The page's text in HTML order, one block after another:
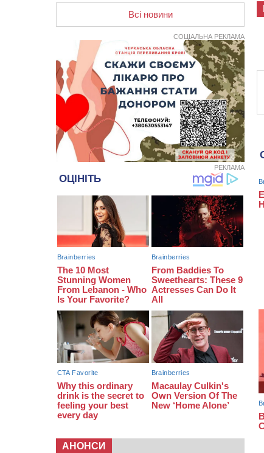
майданчик
Черкасах 75-річній пацієнтці
замінили аортальний клапан
16:00
У Черкаському онкоцентрі
встановили сонячну
електростанцію за понад пів
мільйона гривень
15:30
У Київській області прощаються
з полеглим на фронті жителем
Монастирищини
14:53
У Черкасах містяни через нову
скляну зупинку і вирізані дерева
потерпають від спеки: Бондаренко
обіцяє масштабне озеленення
Провокував конфлікт і
зачинився в автівці: у ТЦК
прокоментували скандал із
затриманням чоловіка у
Тальному
13:55
У Тальному працівники ТЦК
вибили вікно і витягли з автівки
чоловіка (ВІДЕО)
Всі новини
СОЦІАЛЬНА РЕКЛАМА
РЕКЛАМА
АНОНСИ